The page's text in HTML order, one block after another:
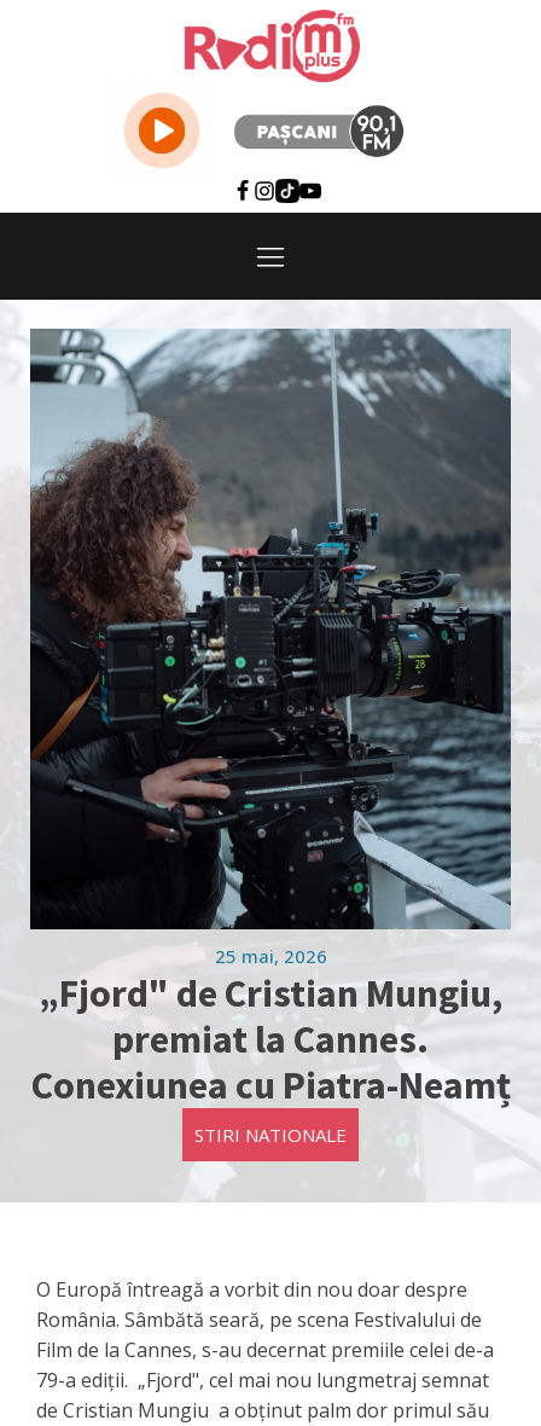
25 mai, 2026
„Fjord" de Cristian Mungiu,
premiat la Cannes.
Conexiunea cu Piatra-Neamț
STIRI NATIONALE
O Europă întreagă a vorbit din nou doar despre
România. Sâmbătă seară, pe scena Festivalului de
Film de la Cannes, s-au decernat premiile celei de-a
79-a ediții. „Fjord", cel mai nou lungmetraj semnat
de Cristian Mungiu a obținut palm dor primul său